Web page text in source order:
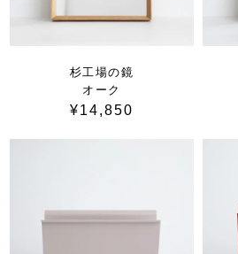
杉工場の鏡
オーク
¥14,850